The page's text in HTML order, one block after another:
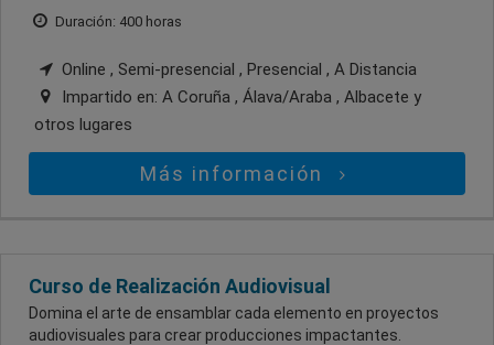
Duración: 400 horas
Online , Semi-presencial , Presencial , A Distancia
Impartido en: A Coruña , Álava/Araba , Albacete y
otros lugares
Más información
Curso de Realización Audiovisual
Domina el arte de ensamblar cada elemento en proyectos
audiovisuales para crear producciones impactantes.